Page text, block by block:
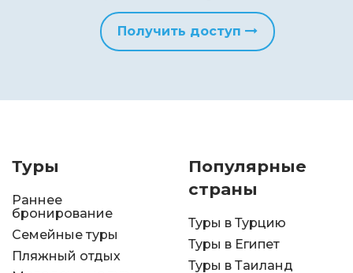
Получить доступ
Туры
Раннее
бронирование
Семейные туры
Пляжный отдых
Популярные
страны
Туры в Турцию
Туры в Египет
Туры в Таиланд